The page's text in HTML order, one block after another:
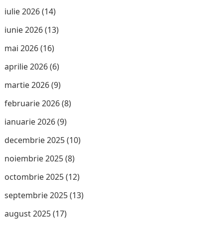
iulie 2026(14)
iunie 2026(13)
mai 2026(16)
aprilie 2026(6)
martie 2026(9)
februarie 2026(8)
ianuarie 2026(9)
decembrie 2025(10)
noiembrie 2025(8)
octombrie 2025(12)
septembrie 2025(13)
august 2025(17)